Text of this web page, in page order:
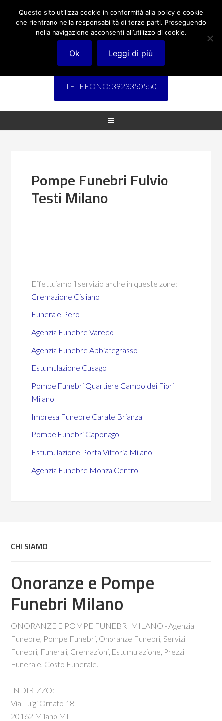
TELEFONO: 3923350550
Pompe Funebri Fulvio
Testi Milano
Effettuiamo il servizio anche in queste zone:
Cremazione Cisliano
Funerale Pero
Agenzia Funebre Varedo
Agenzia Funebre Abbiategrasso
Estumulazione Cusago
Pompe Funebri Quartiere Campo dei Fiori
Milano
Impresa Funebre Carate Brianza
Pompe Funebri Caponago
Estumulazione Porta Vittoria Milano
Agenzia Funebre Monza Centro
CHI SIAMO
Onoranze e Pompe
Funebri Milano
ONORANZE E POMPE FUNEBRI MILANO - Agenzia
Funebre, Pompe Funebri, Onoranze Funebri, Servizi
Funebri, Funerali, Cremazioni, Estumulazione, Prezzi
Funerale, Costo Funerale.
INDIRIZZO:
Via Luigi Ornato 18
20162 Milano MI
Questo sito utilizza cookie in conformità alla policy e cookie
che rientrano nella responsabilità di terze parti. Proseguendo
nella navigazione acconsenti all’utilizzo di cookie.
Ok Leggi di più